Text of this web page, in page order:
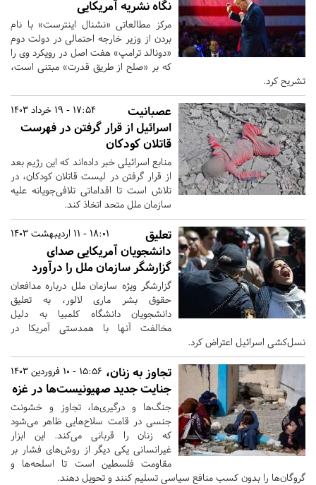
نگاه نشریه آمریکایی
مرکز مطالعاتی «نشنال اینترست» با نام
بردن از وزیر خارجه احتمالی در دولت دوم
«دونالد ترامپ» هفت اصل در رویکرد وی را
که بر «صلح از طریق قدرت» مبتنی است،
تشریح کرد.
17:54 - 19 خرداد 1403
عصبانیت
اسرائیل از قرار گرفتن در فهرست
قاتلان کودکان
منابع اسرائیلی خبر داده‌اند که این رژیم بعد
از قرار گرفتن در لیست قاتلان کودکان، در
تلاش است تا اقداماتی تلافی‌جویانه علیه
سازمان ملل متحد اتخاذ کند.
18:01 - 11 اردیبهشت 1403
تعلیق
دانشجویان آمریکایی صدای
گزارشگر سازمان ملل را درآورد
گزارشگر ویژه سازمان ملل درباره مدافعان
حقوق بشر ماری لالور، به تعلیق
دانشجویان دانشگاه کلمبیا به دلیل
مخالفت آنها با همدستی آمریکا در
نسل‌کشی اسرائیل اعتراض کرد.
15:56 - 10 فروردین 1403 تجاوز به زنان،
جنایت جدید صهیونیست‌ها در غزه
جنگ‌ها و درگیری‌ها، تجاوز و خشونت
جنسی در قامت سلاح‌هایی ظاهر می‌شود
که زنان را قربانی می‌کند. این ابزار
غیرانسانی یکی دیگر از روش‌های فشار بر
مقاومت فلسطین است تا اسلحه‌ها و
گروگان‌ها را بدون کسب منافع سیاسی تسلیم کنند و تحویل دهند.